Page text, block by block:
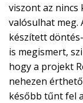
viszont az
valósulhat meg.
készített
is megismert,
hogy a projekt
nehezen
később tűnt fel